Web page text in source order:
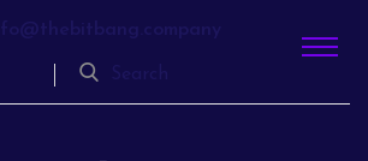
Search